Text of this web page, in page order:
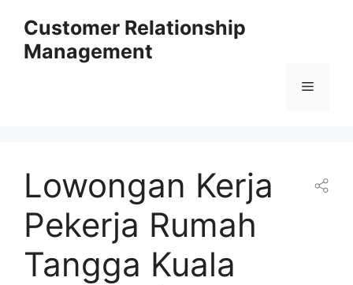
content
Customer Relationship
Management
Menu
Lowongan Kerja
Pekerja Rumah
Tangga Kuala